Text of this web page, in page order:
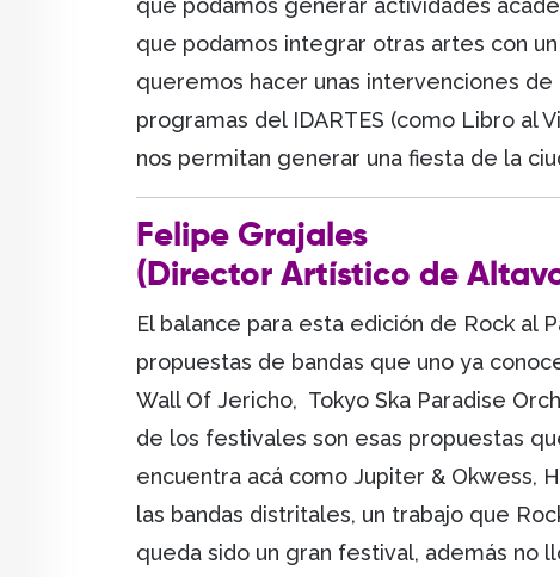
que podamos generar actividades
que podamos integrar otras artes con
queremos hacer unas intervenciones
programas del IDARTES (como Libro al
nos permitan generar una fiesta de la
Felipe Grajales
(Director Artístico de
El balance para esta edición de Rock al
propuestas de bandas que uno ya
Wall Of Jericho, Tokyo Ska Paradise
de los festivales son esas propuestas
encuentra acá como Jupiter & Okwess,
las bandas distritales, un trabajo que
queda sido un gran festival, además no